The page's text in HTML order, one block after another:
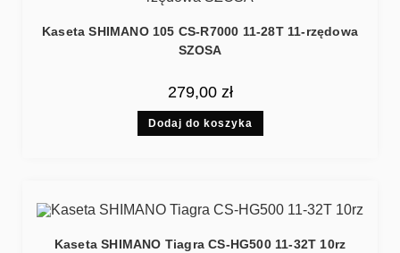
Kaseta SHIMANO 105 CS-R7000 11-28T 11-rzędowa
SZOSA
279,00 zł
Dodaj do koszyka
Kaseta SHIMANO Tiagra CS-HG500 11-32T 10rz